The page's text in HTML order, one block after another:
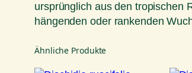
ursprünglich aus den tropischen
hängenden oder rankenden
Ähnliche Produkte